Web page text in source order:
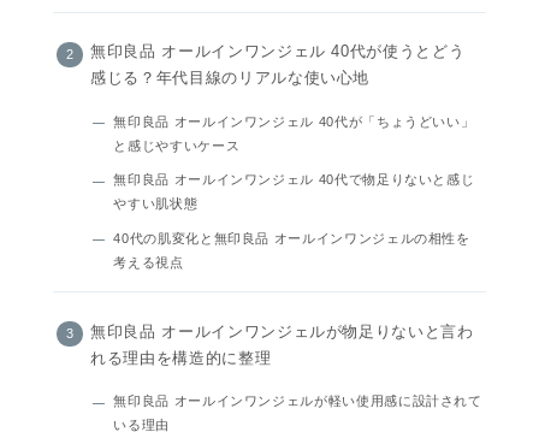
無印良品 オールインワンジェル 40代が使うとどう
感じる？年代目線のリアルな使い心地
無印良品 オールインワンジェル 40代が「ちょうどいい」
と感じやすいケース
無印良品 オールインワンジェル 40代で物足りないと感じ
やすい肌状態
40代の肌変化と無印良品 オールインワンジェルの相性を
考える視点
無印良品 オールインワンジェルが物足りないと言わ
れる理由を構造的に整理
無印良品 オールインワンジェルが軽い使用感に設計されて
いる理由